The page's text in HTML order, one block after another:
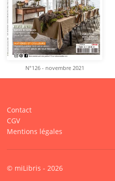
N°126 - novembre 2021
Contact
CGV
Mentions légales
© miLibris - 2026